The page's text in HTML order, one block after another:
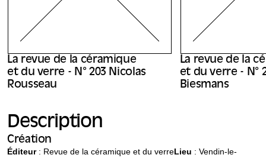
La revue de la céramique
et du verre - N° 203 Nicolas
Rousseau
La revue de la
et du verre - N°
Biesmans
Description
Création
Éditeur: Revue de la céramique et du verreLieu : Vendin-le-